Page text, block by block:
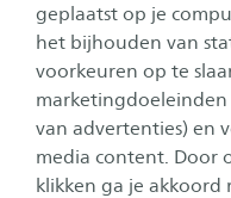
geplaatst op je
het bijhouden van
voorkeuren op te
van advertenties) en
media content. Door
klikken ga je akkoord
tonen
tonen